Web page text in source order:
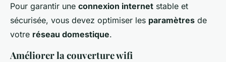
Pour garantir une connexion internet stable et
sécurisée, vous devez optimiser les paramètres de
votre réseau domestique.
Améliorer la couverture wifi